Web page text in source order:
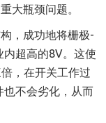
大瓶颈问题。
，成功地将栅极-
内超高的8V。这使
，在开关工作过
也不会劣化，从而